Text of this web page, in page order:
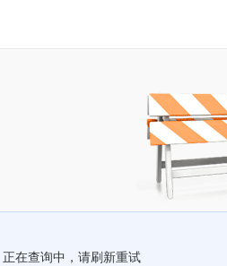
正在查询中，请刷新重试